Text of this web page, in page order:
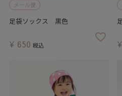
メール便
足袋ソックス 黒色
¥ 650 税込 ¥